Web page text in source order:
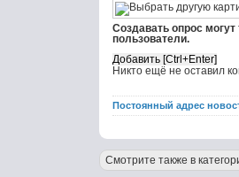
Создавать опрос
пользователи.
Никто ещё не оставил
Постоянный адрес
Смотрите также в